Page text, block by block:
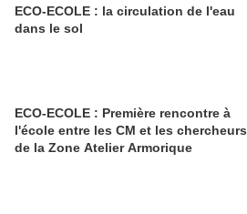
ECO-ECOLE : la circulation de l'eau
dans le sol
ECO-ECOLE : Première rencontre à
l'école entre les CM et les chercheurs
de la Zone Atelier Armorique